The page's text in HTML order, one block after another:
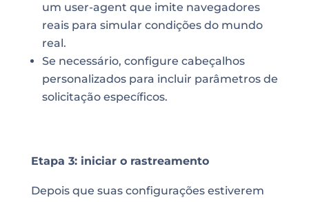
um user-agent que imite navegadores
reais para simular condições do mundo
real.
Se necessário, configure cabeçalhos
personalizados para incluir parâmetros de
solicitação específicos.
Etapa 3: iniciar o rastreamento
Depois que suas configurações estiverem